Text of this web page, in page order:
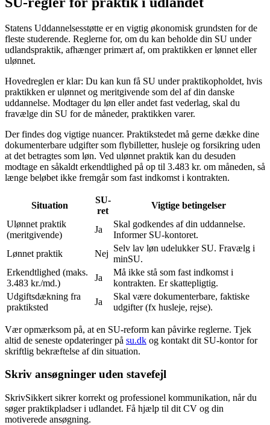
Statens Uddannelsesstøtte er en vigtig økonomisk grundsten for de
fleste studerende. Reglerne for, om du kan beholde din SU under
udlandspraktik, afhænger primært af, om praktikken er lønnet eller
ulønnet.
Hovedreglen er klar: Du kan kun få SU under praktikopholdet, hvis
praktikken er ulønnet og meritgivende som del af din danske
uddannelse. Modtager du løn eller andet fast vederlag, skal du
fravælge din SU for de måneder, praktikken varer.
Der findes dog vigtige nuancer. Praktikstedet må gerne dække dine
dokumenterbare udgifter som flybilletter, husleje og forsikring uden
at det betragtes som løn. Ved ulønnet praktik kan du desuden
modtage en såkaldt erkendtlighed på op til 3.483 kr. om måneden, så
længe beløbet ikke fremgår som fast indkomst i kontrakten.
Situation
SU-
ret
Vigtige betingelser
Ulønnet praktik
(meritgivende)
Ja
Skal godkendes af din uddannelse.
Informer SU-kontoret.
Lønnet praktik
Nej
Selv lav løn udelukker SU. Fravælg i
minSU.
Erkendtlighed (maks.
3.483 kr./md.)
Ja
Må ikke stå som fast indkomst i
kontrakten. Er skattepligtig.
Udgiftsdækning fra
praktiksted
Ja
Skal være dokumenterbare, faktiske
udgifter (fx husleje, rejse).
Vær opmærksom på, at en SU-reform kan påvirke reglerne. Tjek
altid de seneste opdateringer på su.dk og kontakt dit SU-kontor for
skriftlig bekræftelse af din situation.
Skriv ansøgninger uden stavefejl
SkrivSikkert sikrer korrekt og professionel kommunikation, når du
søger praktikpladser i udlandet. Få hjælp til dit CV og din
motiverede ansøgning.